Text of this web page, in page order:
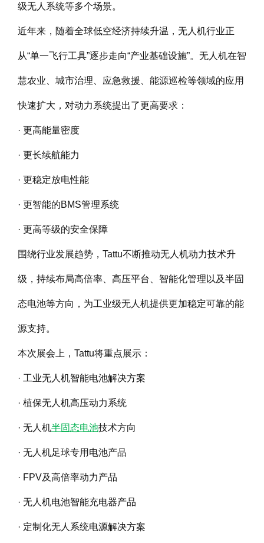
级无人系统等多个场景。
近年来，随着全球低空经济持续升温，无人机行业正
从“单一飞行工具”逐步走向“产业基础设施”。无人机在智
慧农业、城市治理、应急救援、能源巡检等领域的应用
快速扩大，对动力系统提出了更高要求：
· 更高能量密度
· 更长续航能力
· 更稳定放电性能
· 更智能的BMS管理系统
· 更高等级的安全保障
围绕行业发展趋势，Tattu不断推动无人机动力技术升
级，持续布局高倍率、高压平台、智能化管理以及半固
态电池等方向，为工业级无人机提供更加稳定可靠的能
源支持。
本次展会上，Tattu将重点展示：
· 工业无人机智能电池解决方案
· 植保无人机高压动力系统
· 无人机半固态电池技术方向
· 无人机足球专用电池产品
· FPV及高倍率动力产品
· 无人机电池智能充电器产品
· 定制化无人系统电源解决方案